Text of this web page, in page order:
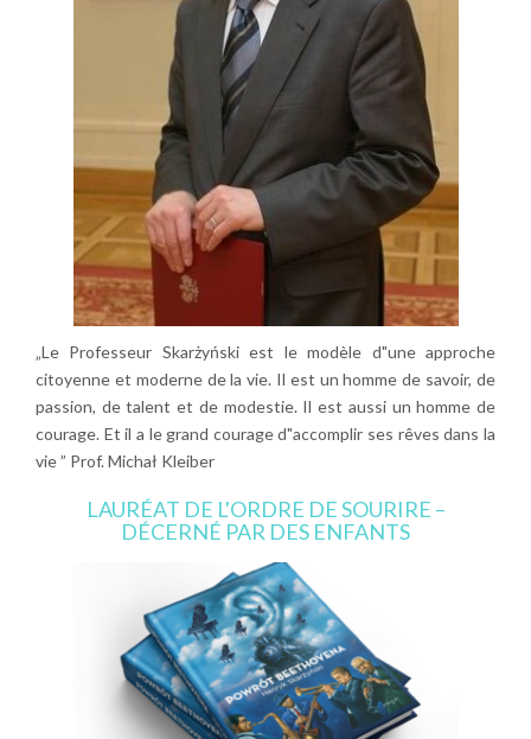
„Le Professeur Skarżyński est le modèle d"une approche
citoyenne et moderne de la vie. Il est un homme de savoir, de
passion, de talent et de modestie. Il est aussi un homme de
courage. Et il a le grand courage d"accomplir ses rêves dans la
vie ” Prof. Michał Kleiber
LAURÉAT DE L'ORDRE DE SOURIRE –
DÉCERNÉ PAR DES ENFANTS